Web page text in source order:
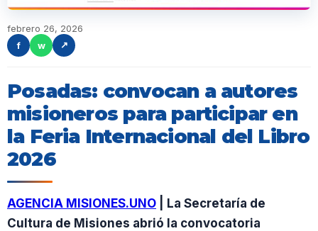
febrero 26, 2026
f
w ↗
Posadas: convocan a autores
misioneros para participar en
la Feria Internacional del Libro
2026
AGENCIA MISIONES.UNO | La Secretaría de
Cultura de Misiones abrió la convocatoria